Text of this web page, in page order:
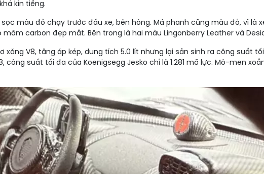
kín tiếng.
màu đỏ chạy trước đầu xe, bên hông. Má phanh cũng màu đỏ, vì là
carbon đẹp mắt. Bên trong là hai màu Lingonberry Leather và
xăng V8, tăng áp kép, dung tích 5.0 lít nhưng lại sản sinh ra công suất
công suất tối đa của Koenigsegg Jesko chỉ là 1.281 mã lực. Mô-men